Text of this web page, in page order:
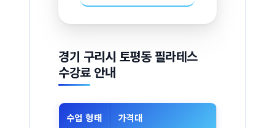
경기 구리시 토평동 필라테스
수강료 안내
수업 형태 가격대